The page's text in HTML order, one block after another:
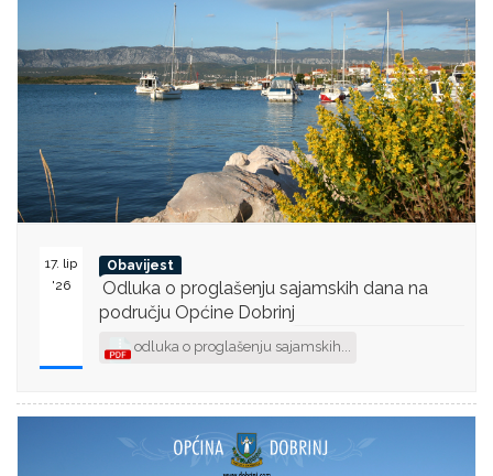
17. lip
'26
Obavijest
Odluka o proglašenju sajamskih dana na
području Općine Dobrinj
odluka o proglašenju sajamskih...